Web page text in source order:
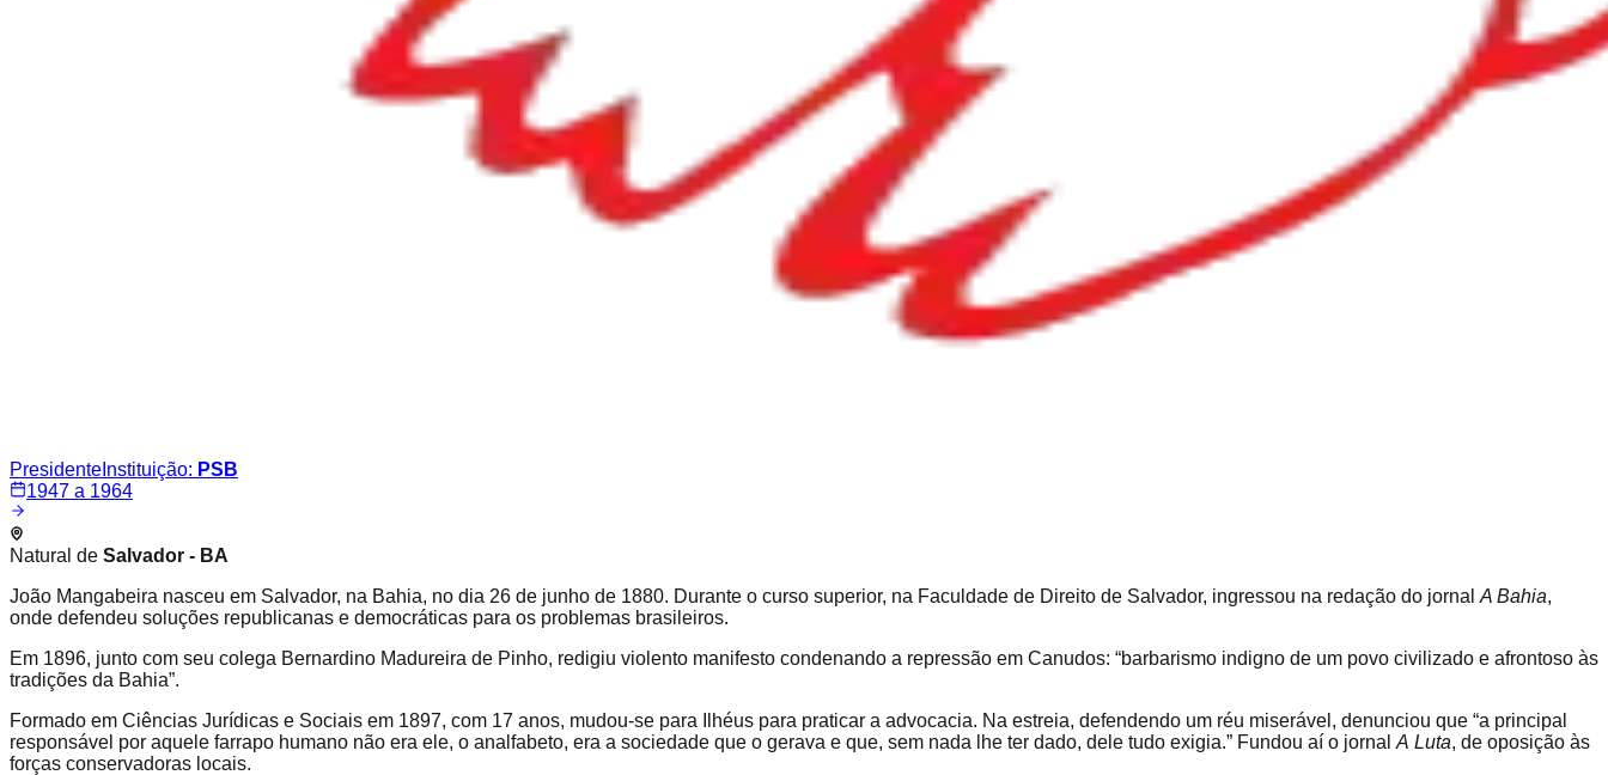
Presidente Instituição: PSB
1947 a 1964
Natural de Salvador - BA
João Mangabeira nasceu em Salvador, na Bahia, no dia 26 de junho de 1880. Durante o curso superior, na Faculdade de Direito de Salvador, ingressou na redação do jornal A Bahia,
onde defendeu soluções republicanas e democráticas para os problemas brasileiros.
Em 1896, junto com seu colega Bernardino Madureira de Pinho, redigiu violento manifesto condenando a repressão em Canudos: “barbarismo indigno de um povo civilizado e afrontoso às
tradições da Bahia”.
Formado em Ciências Jurídicas e Sociais em 1897, com 17 anos, mudou-se para Ilhéus para praticar a advocacia. Na estreia, defendendo um réu miserável, denunciou que “a principal
responsável por aquele farrapo humano não era ele, o analfabeto, era a sociedade que o gerava e que, sem nada lhe ter dado, dele tudo exigia.” Fundou aí o jornal A Luta, de oposição às
forças conservadoras locais.